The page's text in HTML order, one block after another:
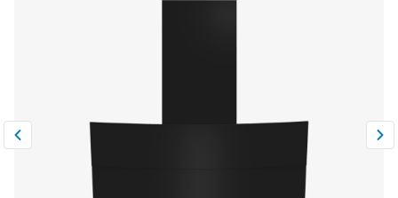
Сравнить 0